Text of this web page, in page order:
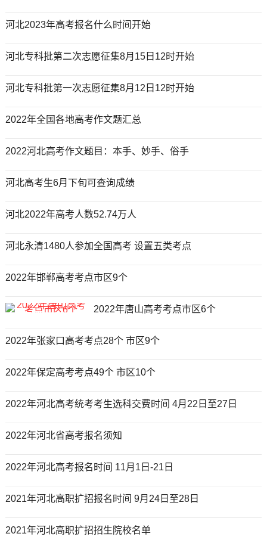
河北2023年高考报名什么时间开始
河北专科批第二次志愿征集8月15日12时开始
河北专科批第一次志愿征集8月12日12时开始
2022年全国各地高考作文题汇总
2022河北高考作文题目：本手、妙手、俗手
河北高考生6月下旬可查询成绩
河北2022年高考人数52.74万人
河北永清1480人参加全国高考 设置五类考点
2022年邯郸高考考点市区9个
2022年唐山高考考点市区6个
2022年张家口高考考点28个 市区9个
2022年保定高考考点49个 市区10个
2022年河北高考统考考生选科交费时间 4月22日至27日
2022年河北省高考报名须知
2022年河北高考报名时间 11月1日-21日
2021年河北高职扩招报名时间 9月24日至28日
2021年河北高职扩招招生院校名单